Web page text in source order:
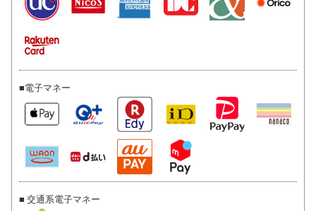
■電子マネー
■ 交通系電子マネー